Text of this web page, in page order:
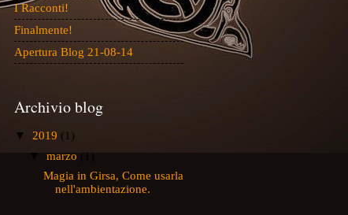
I Racconti!
Finalmente!
Apertura Blog 21-08-14
Archivio blog
▼ 2019 (1)
▼ marzo (1)
Magia in Girsa, Come usarla
nell'ambientazione.